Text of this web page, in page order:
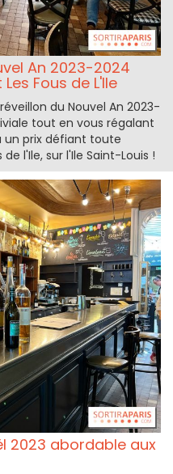
An 2023-2024
Fous de L'Ile
du Nouvel An 2023-
tout en vous régalant
prix défiant toute
l'Ile, sur l'Ile Saint-Louis !
2023 abordable aux